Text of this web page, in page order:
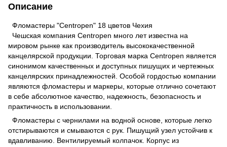
Описание
Фломастеры "Centropen" 18 цветов Чехия
Чешская компания Centropen много лет известна на
мировом рынке как производитель высококачественной
канцелярской продукции. Торговая марка Centropen является
синонимом качественных и доступных пишущих и чертежных
канцелярских принадлежностей. Особой гордостью компании
являются фломастеры и маркеры, которые отлично сочетают
в себе абсолютное качество, надежность, безопасность и
практичность в использовании.
Фломастеры с чернилами на водной основе, которые легко
отстирываются и смываются с рук. Пишущий узел устойчив к
вдавливанию. Вентилируемый колпачок. Корпус из